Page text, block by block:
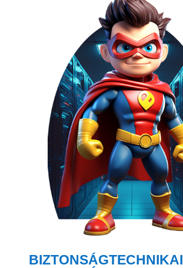
BIZTONSÁGTECHNIKAI